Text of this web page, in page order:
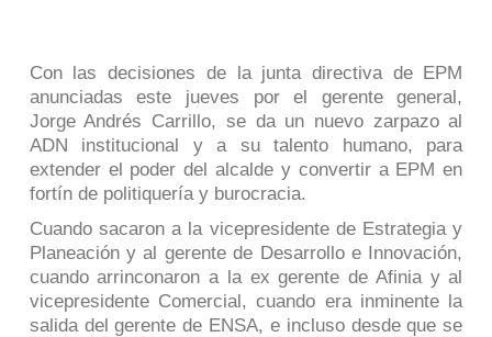
Con las decisiones de la junta directiva de EPM
anunciadas este jueves por el gerente general,
Jorge Andrés Carrillo, se da un nuevo zarpazo al
ADN institucional y a su talento humano, para
extender el poder del alcalde y convertir a EPM en
fortín de politiquería y burocracia.
Cuando sacaron a la vicepresidente de Estrategia y
Planeación y al gerente de Desarrollo e Innovación,
cuando arrinconaron a la ex gerente de Afinia y al
vicepresidente Comercial, cuando era inminente la
salida del gerente de ENSA, e incluso desde que se